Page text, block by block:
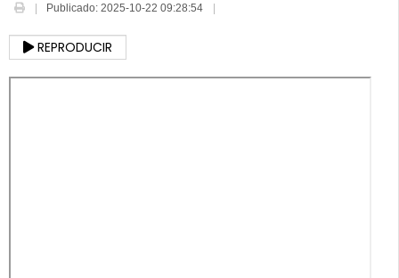
Escala de grises
Publicado: 2025-10-22 09:28:54
REPRODUCIR